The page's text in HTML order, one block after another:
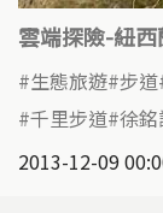
雲端探險-紐
生態旅遊 步道
千里步道 徐
2013-12-09